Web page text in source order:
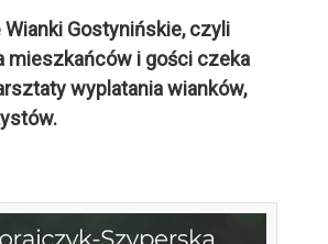
Gostynińskie, czyli
mieszkańców i gości czeka
wyplatania wianków,